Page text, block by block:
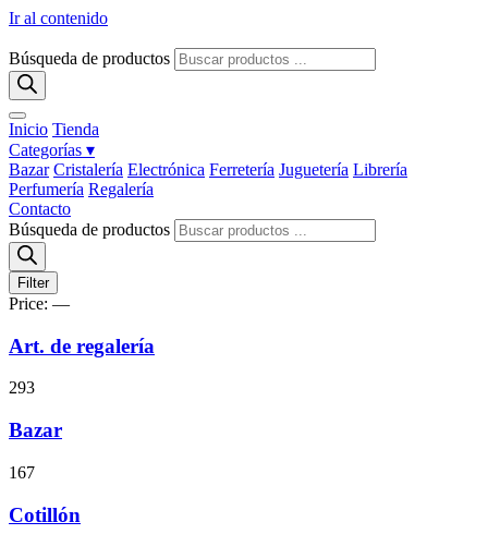
Ir al contenido
Búsqueda de productos
Inicio Tienda
Categorías ▾
Bazar Cristalería Electrónica Ferretería Juguetería Librería
Perfumería Regalería
Contacto
Búsqueda de productos
Filter
Price: —
Art. de regalería
293
Bazar
167
Cotillón